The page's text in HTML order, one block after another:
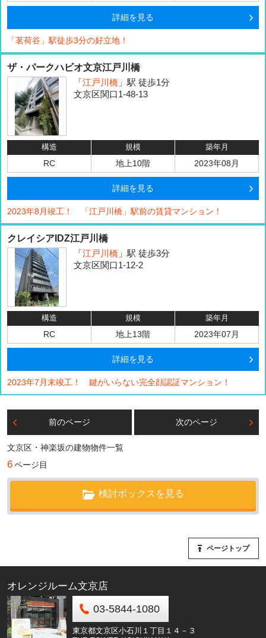
詳細を見る
「茗荷谷」駅徒歩3分の好立地！
ザ・パークハビオ文京江戸川橋
「 江戸川橋 」駅 徒歩1分
文京区関口1-48-13
構造 規模 築年月
RC 地上10階 2023年08月
詳細を見る
2023年8月竣工！ 「江戸川橋」駅前の賃貸マンション！
クレイシアIDZ江戸川橋
「 江戸川橋 」駅 徒歩3分
文京区関口1-12-2
構造 規模 築年月
RC 地上13階 2023年07月
詳細を見る
2023年7月末竣工！ 鍵がいらない完全顔認証マンション！
前のページ 次のページ
文京区・神楽坂の建物物件一覧
6ページ目
検討ボックスを見る
ページトップ
オレンジルーム文京店
03-5844-1080
東京都文京区小石川１丁目１４－３